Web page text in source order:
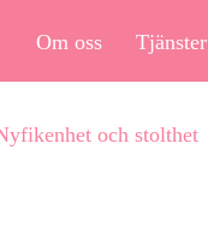
Om oss Tjänster
och stolthet